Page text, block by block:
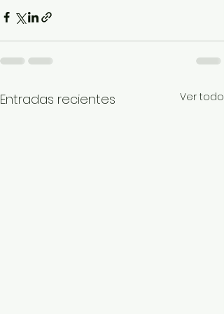
Entradas recientes Ver todo